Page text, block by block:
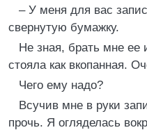
– У меня для вас
свернутую бумажку.
Не зная, брать мне ее
стояла как вкопанная.
Чего ему надо?
Всучив мне в руки
прочь. Я огляделась